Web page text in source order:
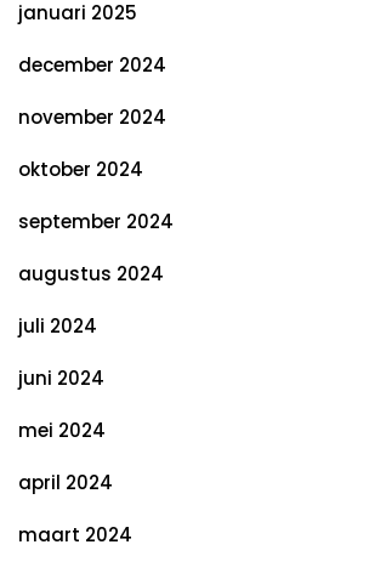
januari 2025
december 2024
november 2024
oktober 2024
september 2024
augustus 2024
juli 2024
juni 2024
mei 2024
april 2024
maart 2024